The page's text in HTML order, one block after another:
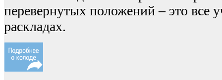
перевернутых положений – это все
раскладах.